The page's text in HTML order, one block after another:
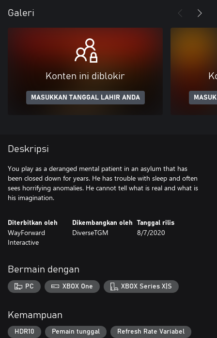
Galeri
Konten ini diblokir
MASUKKAN TANGGAL LAHIR ANDA
Deskripsi
You play as a deranged mental patient in an asylum that has
been closed down for years. He has trouble with sleep and often
sees horrifying anomalies. He cannot tell what is real and what is
Diterbitkan oleh
WayForward
Interactive
Dikembangkan oleh
DiverseTGM
Tanggal rilis
8/7/2020
Bermain dengan
PC XBOX One XBOX Series X|S
Kemampuan
HDR10 Pemain tunggal Refresh Rate Variabel